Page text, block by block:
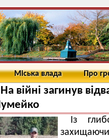
Міська влада Про
На війні загинув
Із